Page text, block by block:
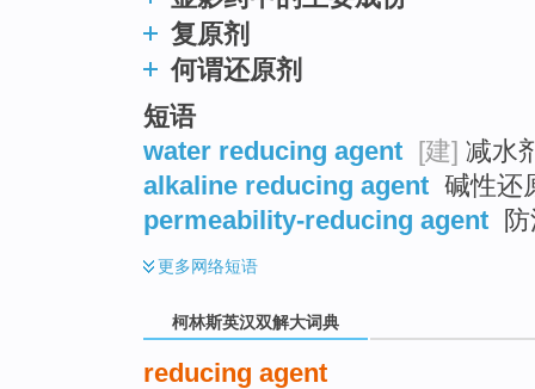
复原剂
何谓还原剂
短语
water reducing agent [建] 减水
alkaline reducing agent 碱性还
permeability-reducing agent
更多网络短语
柯林斯英汉双解大词典
reducing agent